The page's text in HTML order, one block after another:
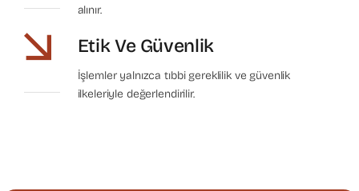
alınır.
Etik Ve Güvenlik
İşlemler yalnızca tıbbi gereklilik ve güvenlik
ilkeleriyle değerlendirilir.